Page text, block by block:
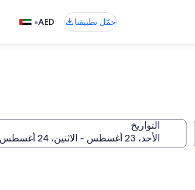
حمّل تطبيقنا AED
•
التواريخ